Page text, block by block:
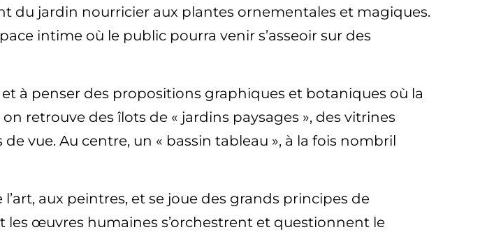
du jardin nourricier aux plantes ornementales et magiques.
intime où le public pourra venir s’asseoir sur des
à penser des propositions graphiques et botaniques où la
retrouve des îlots de « jardins paysages », des vitrines
vue. Au centre, un « bassin tableau », à la fois nombril
aux peintres, et se joue des grands principes de
les œuvres humaines s’orchestrent et questionnent le